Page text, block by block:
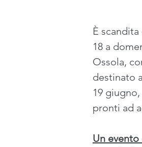
È
18 a
Ossola,
destinato
19
pronti ad
Un